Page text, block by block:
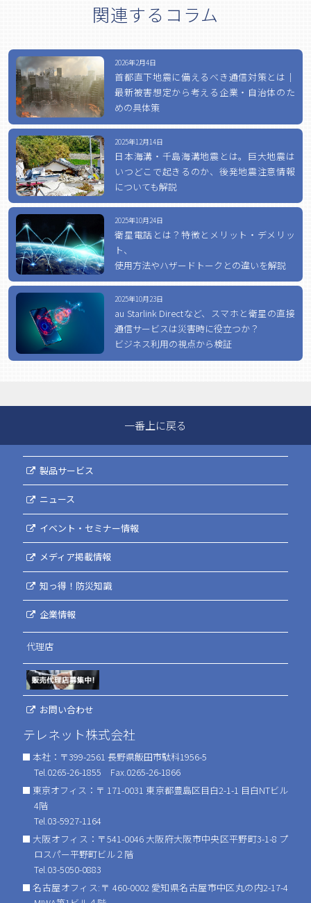
関連するコラム
2026年2月4日
首都直下地震に備えるべき通信対策とは｜
最新被害想定から考える企業・自治体のた
めの具体策
2025年12月14日
日本海溝・千島海溝地震とは。巨大地震は
いつどこで起きるのか、後発地震注意情報
についても解説
2025年10月24日
衛星電話とは？特徴とメリット・デメリッ
ト、
使用方法やハザードトークとの違いを解説
2025年10月23日
au Starlink Directなど、スマホと衛星の直接
通信サービスは災害時に役立つか？
ビジネス利用の視点から検証
一番上に戻る
製品サービス
ニュース
イベント・セミナー情報
メディア掲載情報
知っ得！防災知識
企業情報
代理店
お問い合わせ
テレネット株式会社
本社：〒399-2561 長野県飯田市駄科1956-5
Tel.0265-26-1855 Fax.0265-26-1866
東京オフィス：〒 171-0031 東京都豊島区目白2-1-1 目白NTビル
4階
Tel.03-5927-1164
大阪オフィス：〒541-0046 大阪府大阪市中央区平野町3-1-8 プ
ロスパー平野町ビル２階
Tel.03-5050-0883
名古屋オフィス:〒 460-0002 愛知県名古屋市中区丸の内2-17-4